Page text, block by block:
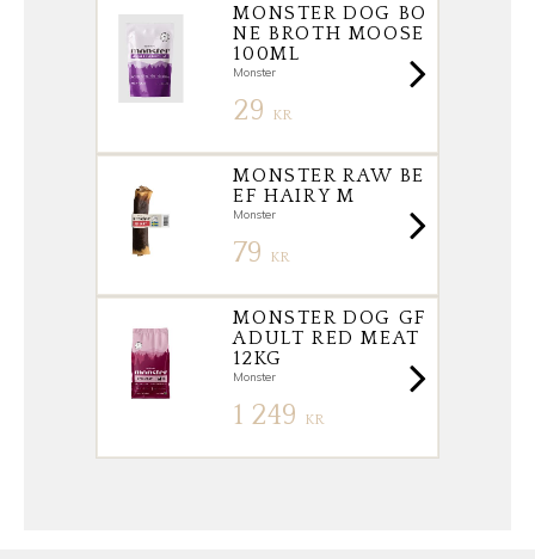
MONSTER DOG BO
NE BROTH MOOSE
100ML
Monster
29 KR
MONSTER RAW BE
EF HAIRY M
Monster
79 KR
MONSTER DOG GF
ADULT RED MEAT
12KG
Monster
1 249 KR